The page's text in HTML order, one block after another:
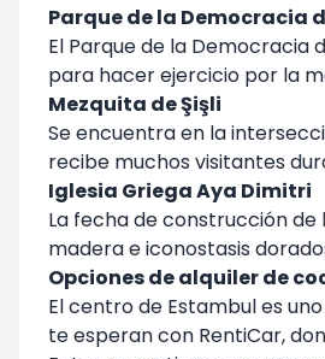
Parque de la Democracia
El Parque de la Democracia
para hacer ejercicio por la
Mezquita de Şişli
Se encuentra en la
recibe muchos visitantes
Iglesia Griega Aya Dimitri
La fecha de construcción
madera e iconostasis
Opciones de alquiler de
El centro de Estambul es
te esperan con RentiCar,